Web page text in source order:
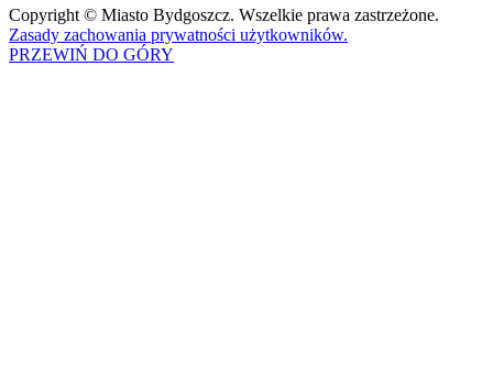
Copyright © Miasto Bydgoszcz. Wszelkie prawa zastrzeżone.
Zasady zachowania prywatności użytkowników.
PRZEWIŃ DO GÓRY